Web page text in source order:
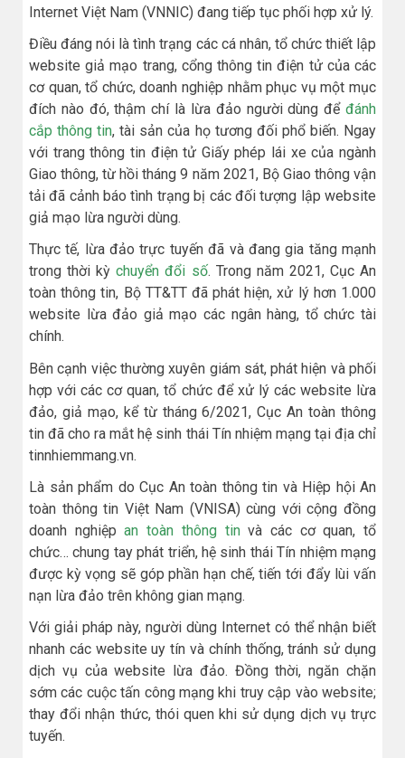
Internet Việt Nam (VNNIC) đang tiếp tục phối hợp xử lý.
Điều đáng nói là tình trạng các cá nhân, tổ chức thiết lập
website giả mạo trang, cổng thông tin điện tử của các
cơ quan, tổ chức, doanh nghiệp nhằm phục vụ một mục
đích nào đó, thậm chí là lừa đảo người dùng để đánh
cắp thông tin, tài sản của họ tương đối phổ biến. Ngay
với trang thông tin điện tử Giấy phép lái xe của ngành
Giao thông, từ hồi tháng 9 năm 2021, Bộ Giao thông vận
tải đã cảnh báo tình trạng bị các đối tượng lập website
giả mạo lừa người dùng.
Thực tế, lừa đảo trực tuyến đã và đang gia tăng mạnh
trong thời kỳchuyển đổi số. Trong năm 2021, Cục An
toàn thông tin, Bộ TT&TT đã phát hiện, xử lý hơn 1.000
website lừa đảo giả mạo các ngân hàng, tổ chức tài
chính.
Bên cạnh việc thường xuyên giám sát, phát hiện và phối
hợp với các cơ quan, tổ chức để xử lý các website lừa
đảo, giả mạo, kể từ tháng 6/2021, Cục An toàn thông
tin đã cho ra mắt hệ sinh thái Tín nhiệm mạng tại địa chỉ
tinnhiemmang.vn.
Là sản phẩm do Cục An toàn thông tin và Hiệp hội An
toàn thông tin Việt Nam (VNISA) cùng với cộng đồng
doanh nghiệpan toàn thông tinvà các cơ quan, tổ
chức… chung tay phát triển, hệ sinh thái Tín nhiệm mạng
được kỳ vọng sẽ góp phần hạn chế, tiến tới đẩy lùi vấn
nạn lừa đảo trên không gian mạng.
Với giải pháp này, người dùng Internet có thể nhận biết
nhanh các website uy tín và chính thống, tránh sử dụng
dịch vụ của website lừa đảo. Đồng thời, ngăn chặn
sớm các cuộc tấn công mạng khi truy cập vào website;
thay đổi nhận thức, thói quen khi sử dụng dịch vụ trực
tuyến.